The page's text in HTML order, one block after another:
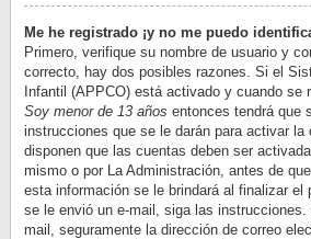
Me he registrado ¡y no me puedo
Primero, verifique su nombre de usuario y
correcto, hay dos posibles razones. Si el
Infantil (APPCO) está activado y cuando se
Soy menor de 13 años entonces tendrá que
instrucciones que se le darán para activar la
disponen que las cuentas deben ser
mismo o por La Administración, antes de
esta información se le brindará al finalizar el
se le envió un e-mail, siga las instrucciones.
mail, seguramente la dirección de correo